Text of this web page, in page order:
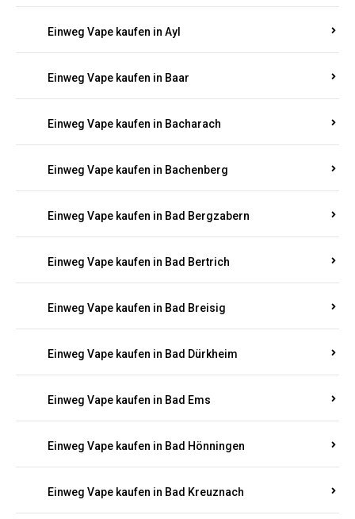
Einweg Vape kaufen in Ayl
Einweg Vape kaufen in Baar
Einweg Vape kaufen in Bacharach
Einweg Vape kaufen in Bachenberg
Einweg Vape kaufen in Bad Bergzabern
Einweg Vape kaufen in Bad Bertrich
Einweg Vape kaufen in Bad Breisig
Einweg Vape kaufen in Bad Dürkheim
Einweg Vape kaufen in Bad Ems
Einweg Vape kaufen in Bad Hönningen
Einweg Vape kaufen in Bad Kreuznach